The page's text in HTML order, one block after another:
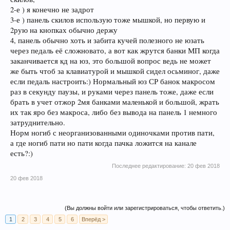
ты.
Можешь конечно убрать видео с твоего ютуб канала, но там даже не
вооруженным взглядом видно как юзается ЦП без твоего участия.
Про использование мышки для скиллов слов нет:D Тату +5 стр-3декс
ТОП:D
Ваш Кл Criscross покупал шмот на стороне и договаривался не в игре
конечно. Никто же не жалуется об этом админу.
2-е ) я конечно не задрот
3-е ) панель скилов использую тоже мышкой, но первую и
2рую на кнопках обычно держу
4, панель обычно хоть и забита кучей полезного не юзать
через педаль её сложновато, а вот как жрутся банки МП когда
заканчивается кд на юз, это большой вопрос ведь не может
же быть чтоб за клавиатурой и мышкой сидел осьминог, даже
если педаль настроить:) Нормальный юз СР банок макросом
раз в секунду паузы, и руками через панель тоже, даже если
брать в учет отжор 2мя банками маленькой и большой, жрать
их так яро без макроса, либо без вывода на панель 1 немного
затруднительно.
Норм ногиб с неорганизованными одиночками против пати,
а где ногиб пати но пати когда пачка ложится на канале
есть?:)
Последнее редактирование: 20 фев 2018
20 фев 2018
(Вы должны войти или зарегистрироваться, чтобы ответить.)
1
2 3 4 5 6 Вперёд >